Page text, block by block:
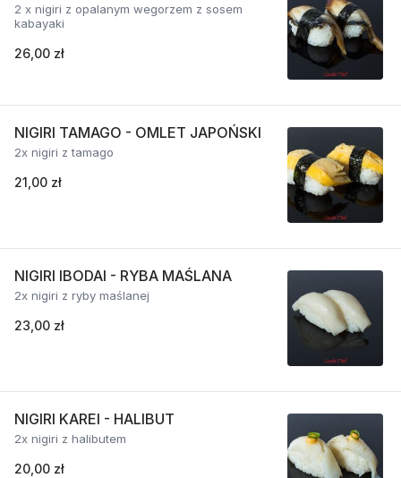
2 x nigiri z opalanym wegorzem z sosem
kabayaki
26,00 zł
NIGIRI TAMAGO - OMLET JAPOŃSKI
2x nigiri z tamago
21,00 zł
NIGIRI IBODAI - RYBA MAŚLANA
2x nigiri z ryby maślanej
23,00 zł
NIGIRI KAREI - HALIBUT
2x nigiri z halibutem
20,00 zł